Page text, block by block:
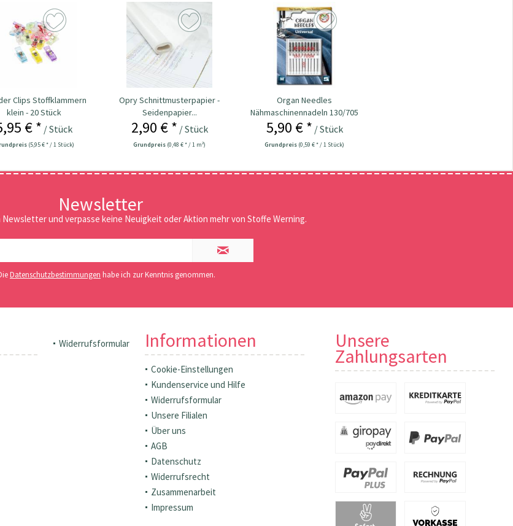
Clips Stoffklammern
klein - 20 Stück
€ * / Stück
(5,95 € * / 1 Stück)
Opry Schnittmusterpapier -
Seidenpapier...
2,90 € * / Stück
Grundpreis (0,48 € * / 1 m²)
Organ Needles
Nähmaschinennadeln 130/705
Universal
5,90 € * / Stück
Grundpreis (0,59 € * / 1 Stück)
Newsletter
und verpasse keine Neuigkeit oder Aktion mehr von Stoffe Werning.
Datenschutzbestimmungen habe ich zur Kenntnis genommen.
Widerrufsformular Informationen
Cookie-Einstellungen
Kundenservice und Hilfe
Widerrufsformular
Unsere Filialen
Über uns
AGB
Datenschutz
Widerrufsrecht
Zusammenarbeit
Impressum
Unsere
Zahlungsarten